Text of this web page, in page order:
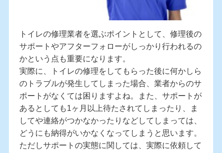
トイレの修理業者を選ぶポイントとして、修理後の
サポートやアフターフォローがしっかり行われるの
かという点も重要になります。
実際に、トイレの修理をしてもらった後に何かしら
のトラブルが発生してしまった場合、業者からのサ
ポートがなくては困りますよね。また、サポートが
あるとしても1ヶ月以上待たされてしまったり、ま
してや連絡がつかなかったりなどしてしまっては、
どうにも納得がいかなくなってしまうと思います。
ただしサポートの実態に関しては、実際に依頼して